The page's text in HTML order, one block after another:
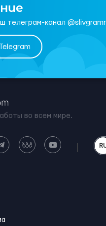
телеграм-канал
во всем мире.